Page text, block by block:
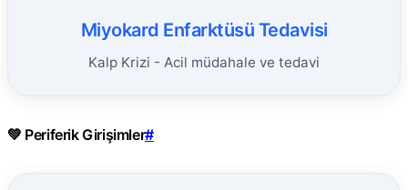
Miyokard Enfarktüsü Tedavisi
Kalp Krizi - Acil müdahale ve tedavi
💚 Periferik Girişimler#